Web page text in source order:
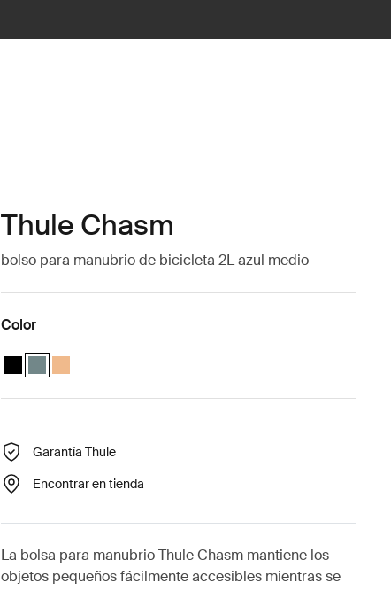
Thule Chasm
bolso para manubrio de bicicleta 2L azul medio
Color
Thule Chasm handlebar bag 2L Negro
Thule Chasm handlebar bag 2L Azul medio (selected)
Thule Chasm handlebar bag 2L Naranja polvoriento
Garantía Thule
Encontrar en tienda
La bolsa para manubrio Thule Chasm mantiene los
objetos pequeños fácilmente accesibles mientras se